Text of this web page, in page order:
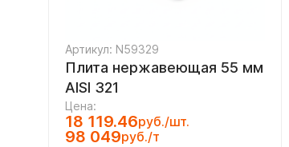
Артикул: N59329
Плита нержавеющая 55 мм
AISI 321
Цена:
18 119.46руб./шт.
98 049руб./т